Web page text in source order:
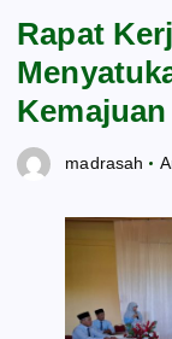
Rapat
madrasah